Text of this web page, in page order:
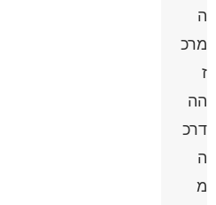
ה
מרכ
ז
הה
דרכ
ה
מ